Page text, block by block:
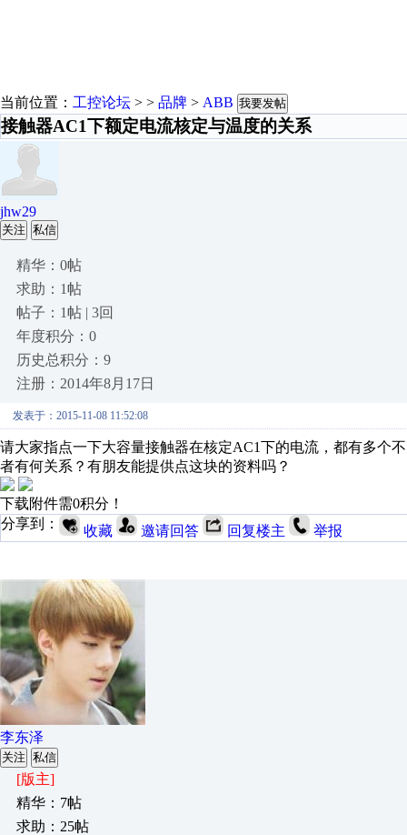
当前位置： 工控论坛 > > 品牌 > ABB 我要发帖
接触器AC1下额定电流核定与温度的关系
jhw29
关注 私信
精华：0帖
求助：1帖
帖子：1帖 | 3回
年度积分：0
历史总积分：9
注册：2014年8月17日
发表于：2015-11-08 11:52:08
请大家指点一下大容量接触器在核定AC1下的电流，都有多个
者有何关系？有朋友能提供点这块的资料吗？
下载附件需0积分！
分享到：
收藏 邀请回答 回复楼主 举报
李东泽
关注 私信
[版主]
精华：7帖
求助：25帖